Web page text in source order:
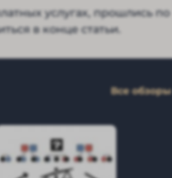
услугах, прошлись по
в конце статьи.
Все обзоры